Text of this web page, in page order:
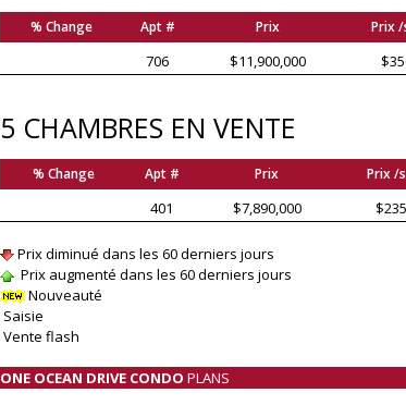
% Change Apt # Prix Prix
706 $11,900,000
5 CHAMBRES EN VENTE
% Change Apt # Prix Prix /
401 $7,890,000
Prix diminué dans les 60 derniers jours
Prix augmenté dans les 60 derniers jours
Nouveauté
Saisie
Vente flash
ONE OCEAN DRIVE CONDO PLANS